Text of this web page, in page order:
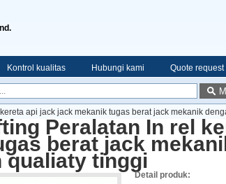
Kontrol kualitas Hubungi kami Quote request
api jack jack mekanik tugas berat jack mekanik
Peralatan In rel
berat jack
qualiaty tinggi
Detail produk: